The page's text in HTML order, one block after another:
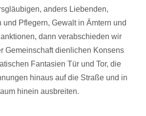
anders Liebenden,
und Pflegern, Gewalt in Ämtern und
dann verabschieden wir
Gemeinschaft dienlichen Konsens
Fantasien Tür und Tor, die
hinaus auf die Straße und in
hinein ausbreiten.